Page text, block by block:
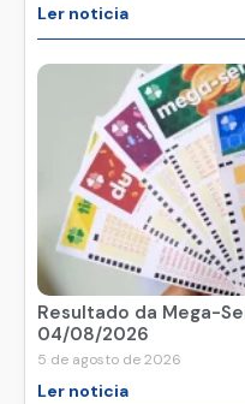
Ler noticia
Resultado da Mega-
04/08/2026
5 de agosto de 2026
Ler noticia